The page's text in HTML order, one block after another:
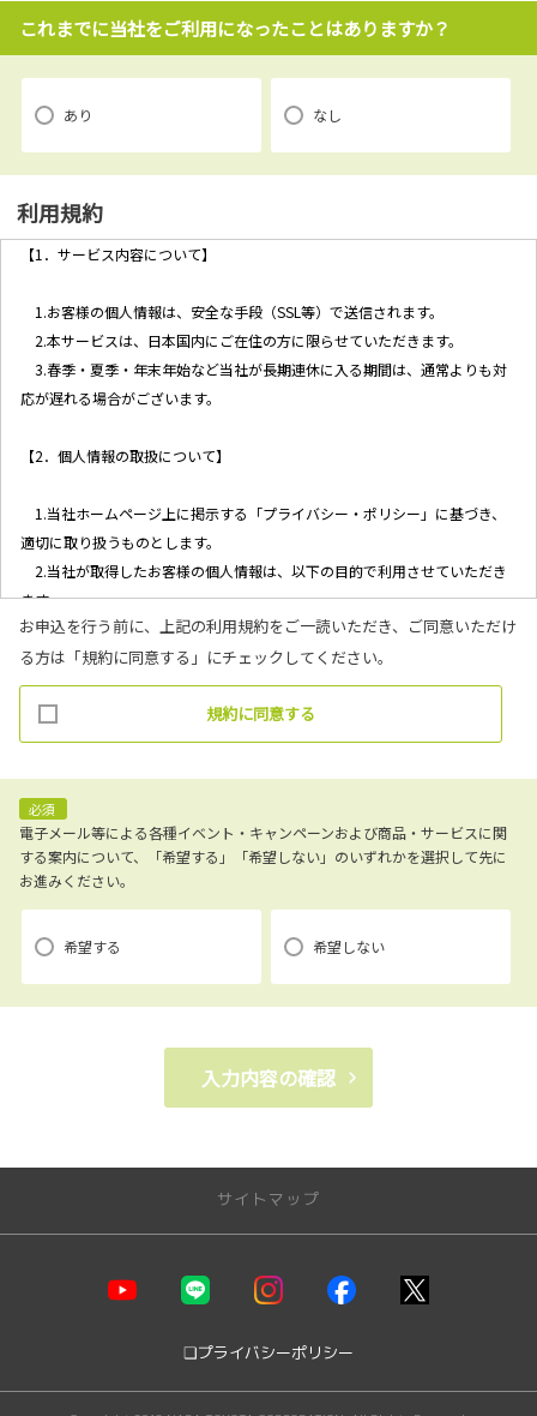
これまでに当社をご利用になったことはありますか？
あり なし
利用規約
【1．サービス内容について】
1.お客様の個人情報は、安全な手段（SSL等）で送信されます。
2.本サービスは、日本国内にご在住の方に限らせていただきます。
3.春季・夏季・年末年始など当社が長期連休に入る期間は、通常よりも対
応が遅れる場合がございます。
【2．個人情報の取扱について】
1.当社ホームページ上に掲示する「プライバシー・ポリシー」に基づき、
適切に取り扱うものとします。
2.当社が取得したお客様の個人情報は、以下の目的で利用させていただき
ます。
(1)お客様リクエストに対応するにあたって問題が発生した場合の確認・
連絡
(2)お客様から照会があった場合のリクエスト情報の確認
(3)お客様に不利益を与えないために行う、お客様に対する迅速なご連絡
（電子メール、電話、郵送によるご連絡）
(5)商品の企画・開発あるいはお客様満足向上策などの検討のためのお客
様アンケート調査の実施
【3．推奨環境について】
1.当社の推奨するインターネット環境にてお申込みをお願いします。推奨
それに伴う連絡の不徹底については責任を負いかねますので、あらかじ
いただく場合がございます。
【4．規約について】
1.本規約は事前の告知なく変更することがあります。変更した内容は本ペ
お申込を行う前に、上記の利用規約をご一読いただき、ご同意いただけ
る方は「規約に同意する」にチェックしてください。
規約に同意する
必須
電子メール等による各種イベント・キャンペーンおよび商品・サービスに関
する案内について、「希望する」「希望しない」のいずれかを選択して先に
お進みください。
希望する 希望しない
入力内容の確認
サイトマップ
モビリティガーデンＲＴ押熊支店
❏プライバシーポリシー